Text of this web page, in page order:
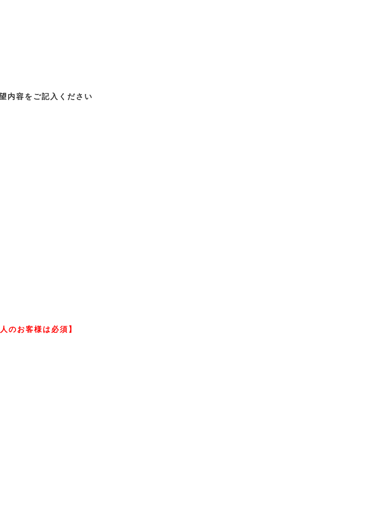
内容をご記入ください
人のお客様は必須】